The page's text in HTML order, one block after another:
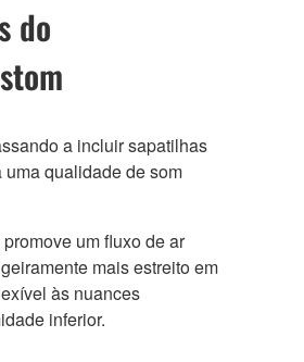
do
a incluir sapatilhas
qualidade de som
um fluxo de ar
mais estreito em
às nuances
inferior.